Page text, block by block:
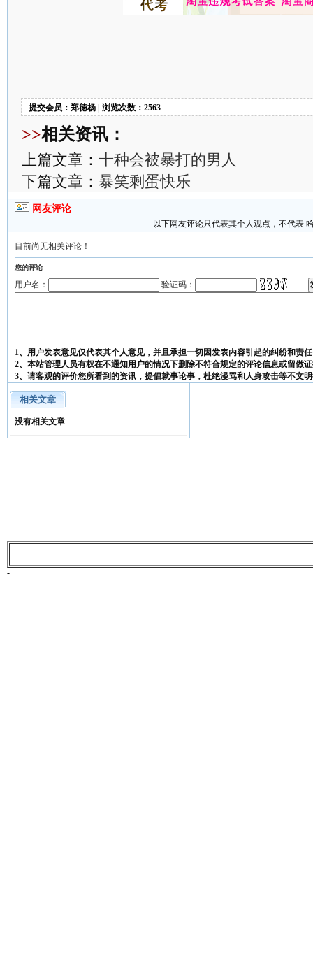
提交会员：郑德杨 | 浏览次数：2563
>>相关资讯：
上篇文章： 十种会被暴打的男人
下篇文章： 暴笑剩蛋快乐
网友评论
以下网友评论只代表其个人观点，不代表
目前尚无相关评论！
您的评论
用户名： 验证码：
1、用户发表意见仅代表其个人意见，并且承担一切因发表内容引起的纠纷和责
2、本站管理人员有权在不通知用户的情况下删除不符合规定的评论信息或留做
3、请客观的评价您所看到的资讯，提倡就事论事，杜绝漫骂和人身攻击等不文
相关文章
没有相关文章
-